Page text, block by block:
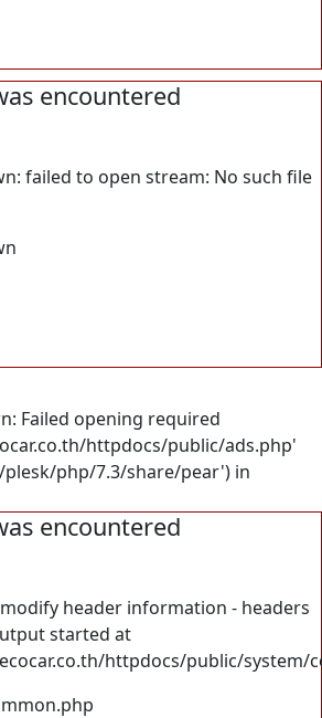
encountered
failed to open stream: No such file
Failed opening required
httpdocs/public/ads.php'
php/7.3/share/pear') in
encountered
header information - headers
started at
httpdocs/public/system/